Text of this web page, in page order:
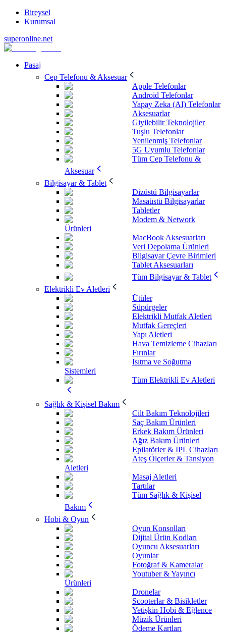
Bireysel
Kurumsal
superonline.net
Pasaj
Cep Telefonu & Aksesuar
Apple Telefonlar
Android Telefonlar
Yapay Zeka (AI) Telefonlar
Aksesuarlar
Giyilebilir Teknolojiler
Tuşlu Telefonlar
Yenilenmiş Telefonlar
5G Uyumlu Telefonlar
Tüm Cep Telefonu &
Aksesuar
Bilgisayar & Tablet
Dizüstü Bilgisayarlar
Masaüstü Bilgisayarlar
Tabletler
Modem & Network
Ürünleri
MacBook Aksesuarları
Veri Depolama Ürünleri
Bilgisayar Çevre Birimleri
Tablet Aksesuarları
Tüm Bilgisayar & Tablet
Elektrikli Ev Aletleri
Ütüler
Süpürgeler
Elektrikli Mutfak Aletleri
Mutfak Gereçleri
Yapı Aletleri
Hava Temizleme Cihazları
Fırınlar
Isıtma ve Soğutma
Sistemleri
Tüm Elektrikli Ev Aletleri
Sağlık & Kişisel Bakım
Cilt Bakım Teknolojileri
Saç Bakım Ürünleri
Erkek Bakım Ürünleri
Ağız Bakım Ürünleri
Epilatörler & IPL Cihazları
Ateş Ölçerler & Tansiyon
Aletleri
Masaj Aletleri
Tartılar
Tüm Sağlık & Kişisel
Bakım
Hobi & Oyun
Oyun Konsolları
Dijital Ürün Kodları
Oyuncu Aksesuarları
Oyunlar
Fotoğraf & Kameralar
Youtuber & Yayıncı
Ürünleri
Dronelar
Scooterlar & Bisikletler
Yetişkin Hobi & Eğlence
Müzik Ürünleri
Ödeme Kartları